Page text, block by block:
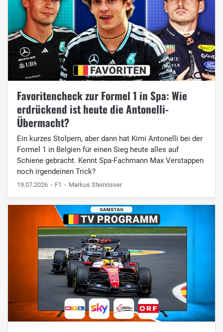
Favoritencheck zur Formel 1 in Spa: Wie
erdrückend ist heute die Antonelli-
Übermacht?
Ein kurzes Stolpern, aber dann hat Kimi Antonelli bei der
Formel 1 in Belgien für einen Sieg heute alles auf
Schiene gebracht. Kennt Spa-Fachmann Max Verstappen
noch irgendeinen Trick?
19.07.2026 F1 Markus Steinrisser